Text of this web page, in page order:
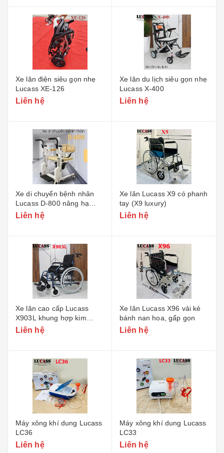
Xe lăn điện siêu gọn nhẹ
Lucass XE-126
Liên hệ
Xe lăn du lịch siêu gọn nhẹ
Lucass X-400
Liên hệ
Xe di chuyển bệnh nhân
Lucass D-800 nâng hạ
điện
Liên hệ
Xe lăn Lucass X9 có phanh
tay (X9 luxury)
Liên hệ
Xe lăn cao cấp Lucass
X903L khung hợp kim
nhôm
Liên hệ
Xe lăn Lucass X96 vải kẻ
bánh nan hoa, gấp gọn
Liên hệ
Máy xông khí dung Lucass
LC36
Liên hệ
Máy xông khí dung Lucass
LC33
Liên hệ